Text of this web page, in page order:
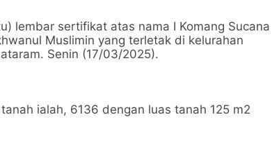
lembar sertifikat atas nama I Komang Sucana
Muslimin yang terletak di kelurahan
Senin (17/03/2025).
ialah, 6136 dengan luas tanah 125 m2